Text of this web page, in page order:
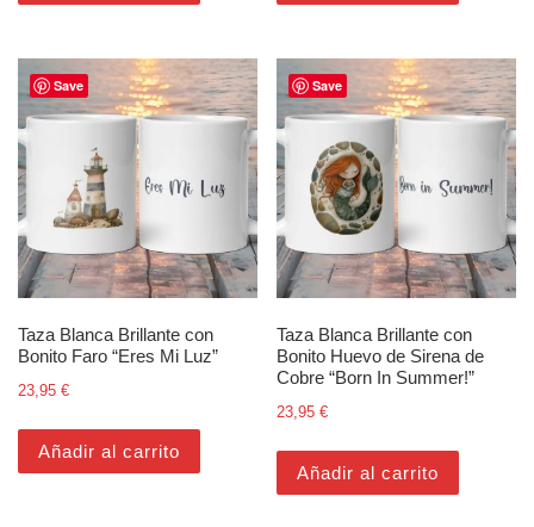
Save
Taza Blanca Brillante con
Bonito Faro “Eres Mi Luz”
23,95 €
Añadir al carrito
Save
Taza Blanca Brillante con
Bonito Huevo de Sirena de
Cobre “Born In Summer!”
23,95€
Añadir al carrito